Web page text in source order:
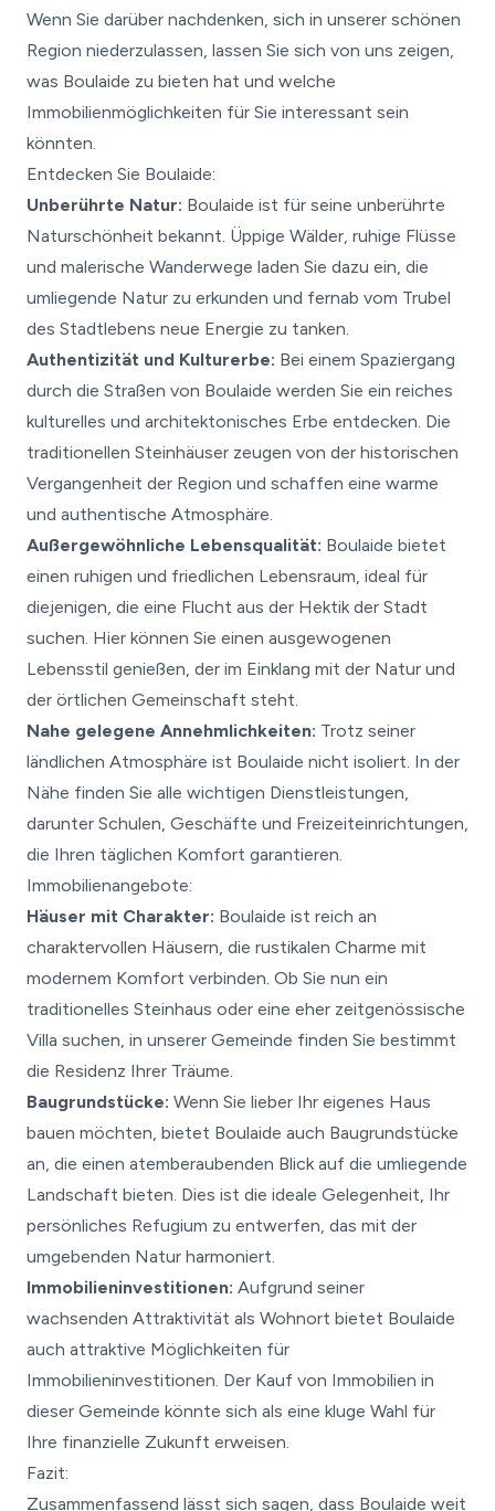
Wenn Sie darüber nachdenken, sich in unserer schönen
Region niederzulassen, lassen Sie sich von uns zeigen,
was Boulaide zu bieten hat und welche
Immobilienmöglichkeiten für Sie interessant sein
könnten.
Entdecken Sie Boulaide:
Unberührte Natur: Boulaide ist für seine unberührte
Naturschönheit bekannt. Üppige Wälder, ruhige Flüsse
und malerische Wanderwege laden Sie dazu ein, die
umliegende Natur zu erkunden und fernab vom Trubel
des Stadtlebens neue Energie zu tanken.
Authentizität und Kulturerbe: Bei einem Spaziergang
durch die Straßen von Boulaide werden Sie ein reiches
kulturelles und architektonisches Erbe entdecken. Die
traditionellen Steinhäuser zeugen von der historischen
Vergangenheit der Region und schaffen eine warme
und authentische Atmosphäre.
Außergewöhnliche Lebensqualität: Boulaide bietet
einen ruhigen und friedlichen Lebensraum, ideal für
diejenigen, die eine Flucht aus der Hektik der Stadt
suchen. Hier können Sie einen ausgewogenen
Lebensstil genießen, der im Einklang mit der Natur und
der örtlichen Gemeinschaft steht.
Nahe gelegene Annehmlichkeiten: Trotz seiner
ländlichen Atmosphäre ist Boulaide nicht isoliert. In der
Nähe finden Sie alle wichtigen Dienstleistungen,
darunter Schulen, Geschäfte und Freizeiteinrichtungen,
die Ihren täglichen Komfort garantieren.
Immobilienangebote:
Häuser mit Charakter: Boulaide ist reich an
charaktervollen Häusern, die rustikalen Charme mit
modernem Komfort verbinden. Ob Sie nun ein
traditionelles Steinhaus oder eine eher zeitgenössische
Villa suchen, in unserer Gemeinde finden Sie bestimmt
die Residenz Ihrer Träume.
Baugrundstücke: Wenn Sie lieber Ihr eigenes Haus
bauen möchten, bietet Boulaide auch Baugrundstücke
an, die einen atemberaubenden Blick auf die umliegende
Landschaft bieten. Dies ist die ideale Gelegenheit, Ihr
persönliches Refugium zu entwerfen, das mit der
umgebenden Natur harmoniert.
Immobilieninvestitionen: Aufgrund seiner
wachsenden Attraktivität als Wohnort bietet Boulaide
auch attraktive Möglichkeiten für
Immobilieninvestitionen. Der Kauf von Immobilien in
dieser Gemeinde könnte sich als eine kluge Wahl für
Ihre finanzielle Zukunft erweisen.
Fazit:
Zusammenfassend lässt sich sagen, dass Boulaide weit